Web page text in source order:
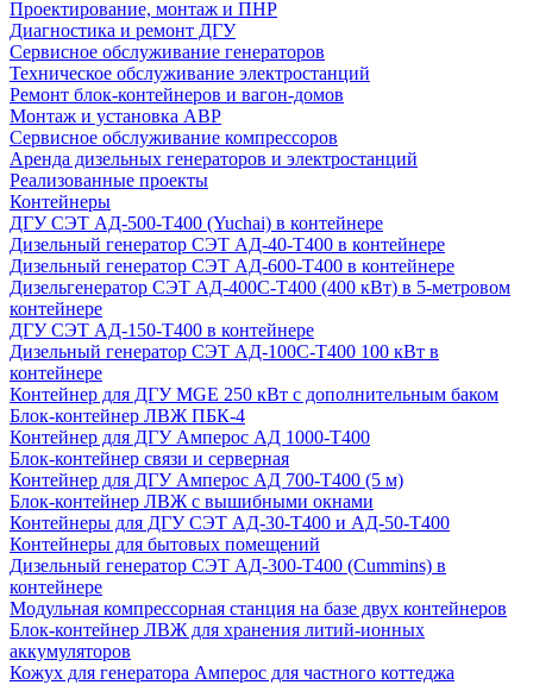
Проектирование, монтаж и ПНР
Диагностика и ремонт ДГУ
Сервисное обслуживание генераторов
Техническое обслуживание электростанций
Ремонт блок-контейнеров и вагон-домов
Монтаж и установка АВР
Сервисное обслуживание компрессоров
Аренда дизельных генераторов и электростанций
Реализованные проекты
Контейнеры
ДГУ СЭТ АД-500-Т400 (Yuchai) в контейнере
Дизельный генератор СЭТ АД-40-Т400 в контейнере
Дизельный генератор СЭТ АД-600-Т400 в контейнере
Дизельгенератор СЭТ АД-400С-Т400 (400 кВт) в 5-метровом
контейнере
ДГУ СЭТ АД-150-Т400 в контейнере
Дизельный генератор СЭТ АД-100С-Т400 100 кВт в
контейнере
Контейнер для ДГУ MGE 250 кВт с дополнительным баком
Блок-контейнер ЛВЖ ПБК-4
Контейнер для ДГУ Амперос АД 1000-Т400
Блок-контейнер связи и серверная
Контейнер для ДГУ Амперос АД 700-Т400 (5 м)
Блок-контейнер ЛВЖ с вышибными окнами
Контейнеры для ДГУ СЭТ АД-30-Т400 и АД-50-Т400
Контейнеры для бытовых помещений
Дизельный генератор СЭТ АД-300-Т400 (Cummins) в
контейнере
Модульная компрессорная станция на базе двух контейнеров
Блок-контейнер ЛВЖ для хранения литий-ионных
аккумуляторов
Кожух для генератора Амперос для частного коттеджа